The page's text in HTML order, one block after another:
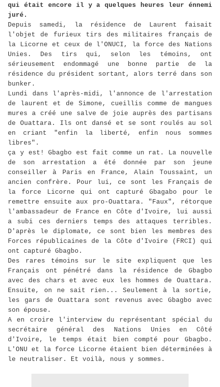
qui était encore il y a quelques heures leur énnemi
juré.
Depuis samedi, la résidence de Laurent faisait
l'objet de furieux tirs des militaires français de
la Licorne et ceux de l'ONUCI, la force des Nations
Unies. Des tirs qui, selon les témoins, ont
sérieusement endommagé une bonne partie de la
résidence du président sortant, alors terré dans son
bunker.
Lundi dans l'après-midi, l'annonce de l'arrestation
de laurent et de Simone, cueillis comme de mangues
mures a créé une salve de joie auprès des partisans
de Ouattara. Ils ont dansé et se sont roulés au sol
en criant "enfin la liberté, enfin nous sommes
libres".
ça y est! Gbagbo est fait comme un rat. La nouvelle
de son arrestation a été donnée par son jeune
conseiller à Paris en France, Alain Toussaint, un
ancien confrère. Pour lui, ce sont les Français de
la force Licorne qui ont capturé Gbagabo pour le
remettre ensuite aux pro-Ouattara. "Faux", rétorque
l'ambassadeur de France en Côte d'Ivoire, lui aussi
a subi ces derniers temps des attaques terribles.
D'après le diplomate, ce sont bien les membres des
Forces républicaines de la Côte d'Ivoire (FRCI) qui
ont capturé Gbagbo.
Des rares témoins sur le site expliquent que les
Français ont pénétré dans la résidence de Gbagbo
avec des chars et avec eux les hommes de Ouattara.
Ensuite, on ne sait rien... Seulement à la sortie,
les gars de Ouattara sont revenus avec Gbagbo avec
son épouse.
A en croire l'interview du représentant spécial du
secrétaire général des Nations Unies en Côté
d'Ivoire, le temps était bien compté pour Gbagbo.
L'ONU et la force Licorne étaient bien déterminées à
le neutraliser. Et voilà, nous y sommes.